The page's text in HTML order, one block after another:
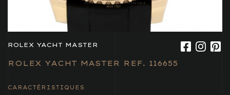
ROLEX YACHT MASTER
ROLEX YACHT MASTER REF. 116655
CARACTÉRISTIQUES